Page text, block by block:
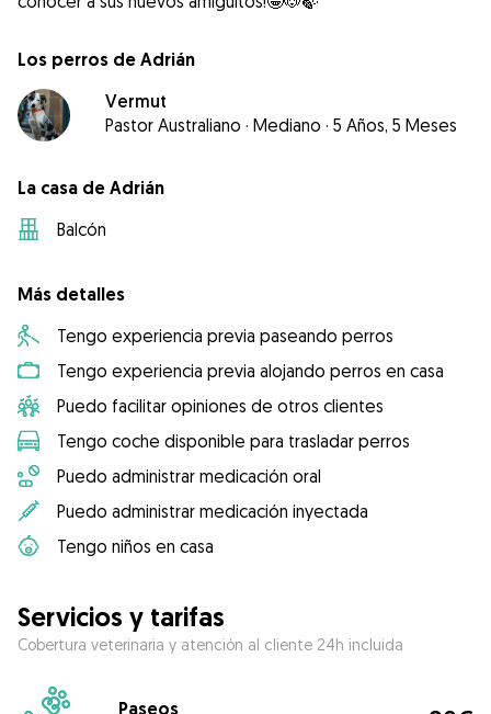
Los perros de Adrián
Vermut
Pastor Australiano · Mediano · 5 Años, 5 Meses
La casa de Adrián
Balcón
Más detalles
Tengo experiencia previa paseando perros
Tengo experiencia previa alojando perros en casa
Puedo facilitar opiniones de otros clientes
Tengo coche disponible para trasladar perros
Puedo administrar medicación oral
Puedo administrar medicación inyectada
Tengo niños en casa
Servicios y tarifas
Cobertura veterinaria y atención al cliente 24h incluida
Paseos